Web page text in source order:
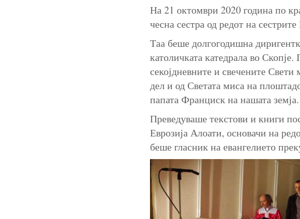
На 21 октомври 2020 година по
чесна сестра од редот на
Таа беше долгогодишна
католичката катедрала во
секојдневните и свечените
дел и од Светата миса на
папата Франциск на нашата земја.
Преведуваше текстови и книги
Еврозија Алоати, основачи на
беше гласник на евангелието